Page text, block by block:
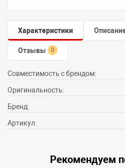
Характеристики
Отзывы 0
Совместимость с брендом:
Оригинальность:
Бренд:
Артикул:
Рекомендуем